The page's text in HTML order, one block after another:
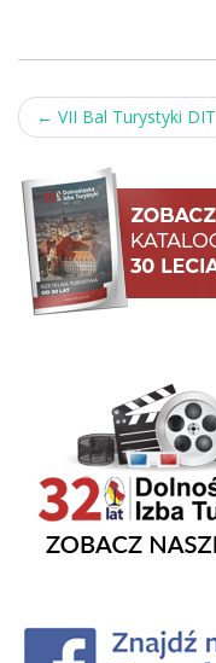
Post
navigation
← VII Bal Turystyki DIT